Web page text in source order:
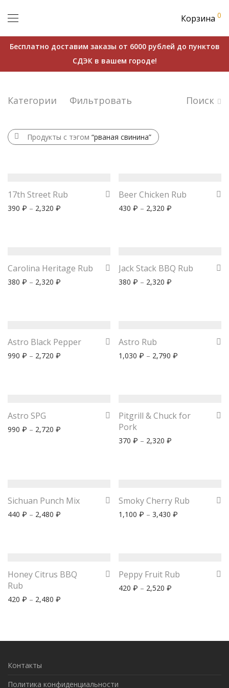
Корзина 0
Бесплатно доставим заказы от 6000 рублей до пунктов
СДЭК в вашем городе!
Категории Фильтровать Поиск
Продукты с тэгом “рваная свинина”
17th Street Rub
390 ₽ – 2,320 ₽
Beer Chicken Rub
430 ₽ – 2,320 ₽
Carolina Heritage Rub
380 ₽ – 2,320 ₽
Jack Stack BBQ Rub
380 ₽ – 2,320 ₽
Astro Black Pepper
990 ₽ – 2,720 ₽
Astro Rub
1,030 ₽ – 2,790 ₽
Astro SPG
990 ₽ – 2,720 ₽
Pitgrill & Chuck for
Pork
370 ₽ – 2,320 ₽
Sichuan Punch Mix
440 ₽ – 2,480 ₽
Smoky Cherry Rub
1,100 ₽ – 3,430 ₽
Honey Citrus BBQ
Rub
420 ₽ – 2,480 ₽
Peppy Fruit Rub
420 ₽ – 2,520 ₽
Контакты
Политика конфиденциальности